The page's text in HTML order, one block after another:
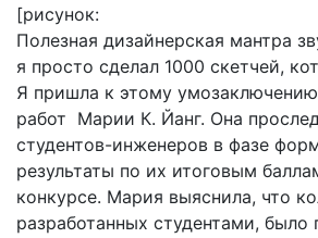
[рисунок:
Полезная дизайнерская мантра
я просто сделал 1000 скетчей,
Я пришла к этому
работ Марии К. Йанг. Она
студентов-инженеров в фазе
результаты по их итоговым
конкурсе. Мария выяснила, что
разработанных студентами,